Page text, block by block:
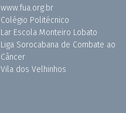
www.fua.org.br
Colégio Politécnico
Lar Escola Monteiro Lobato
Liga Sorocabana de Combate ao
Câncer
Vila dos Velhinhos